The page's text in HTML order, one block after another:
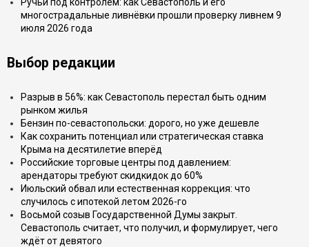
многострадальные ливнёвки прошли проверку ливнем 9
июля 2026 года
Выбор редакции
Разрыв в 56%: как Севастополь перестал быть одним
рынком жилья
Бензин по-севастопольски: дорого, но уже дешевле
Как сохранить потенциал или стратегическая ставка
Крыма на десятилетие вперёд
Российские торговые центры под давлением:
арендаторы требуют скидкидок до 60%
Июльский обвал или естественная коррекция: что
случилось с ипотекой летом 2026-го
Восьмой созыв Государственной Думы закрыт.
Севастополь считает, что получил, и формулирует, чего
ждёт от девятого